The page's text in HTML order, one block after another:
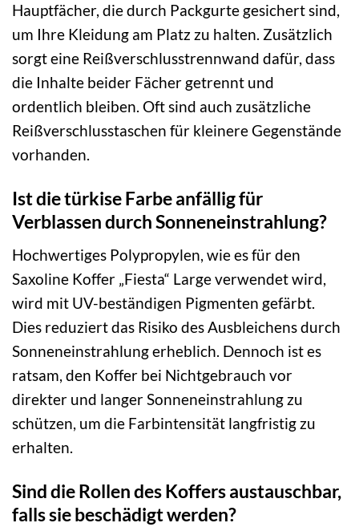
Hauptfächer, die durch Packgurte gesichert sind,
um Ihre Kleidung am Platz zu halten. Zusätzlich
sorgt eine Reißverschlusstrennwand dafür, dass
die Inhalte beider Fächer getrennt und
ordentlich bleiben. Oft sind auch zusätzliche
Reißverschlusstaschen für kleinere Gegenstände
vorhanden.
Ist die türkise Farbe anfällig für
Verblassen durch Sonneneinstrahlung?
Hochwertiges Polypropylen, wie es für den
Saxoline Koffer „Fiesta“ Large verwendet wird,
wird mit UV-beständigen Pigmenten gefärbt.
Dies reduziert das Risiko des Ausbleichens durch
Sonneneinstrahlung erheblich. Dennoch ist es
ratsam, den Koffer bei Nichtgebrauch vor
direkter und langer Sonneneinstrahlung zu
schützen, um die Farbintensität langfristig zu
erhalten.
Sind die Rollen des Koffers austauschbar,
falls sie beschädigt werden?